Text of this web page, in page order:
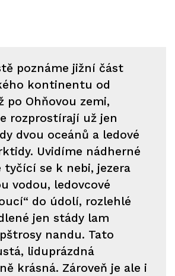
poznáme jižní část
kontinentu od
po Ohňovou zemi,
rozprostírají už jen
dvou oceánů a ledové
Uvidíme nádherné
tyčící se k nebi, jezera
vodou, ledovcové
do údolí, rozlehlé
jen stády lam
nandu. Tato
liduprázdná
krásná. Zároveň je ale i